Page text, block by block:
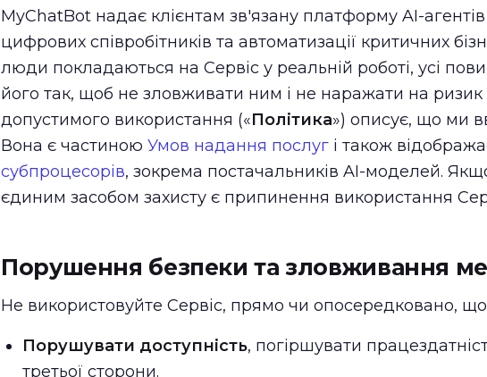
MyChatBot надає клієнтам зв'язану платформу AI-
цифрових співробітників та автоматизації критичних
люди покладаються на Сервіс у реальній роботі, усі
його так, щоб не зловживати ним і не наражати на ризик
допустимого використання («Політика») описує, що ми
Вона є частиною Умов надання послуг і також
субпроцесорів, зокрема постачальників AI-моделей.
єдиним засобом захисту є припинення використання
Порушення безпеки та зловживання
Не використовуйте Сервіс, прямо чи опосередковано,
Порушувати доступність, погіршувати
третьої сторони.